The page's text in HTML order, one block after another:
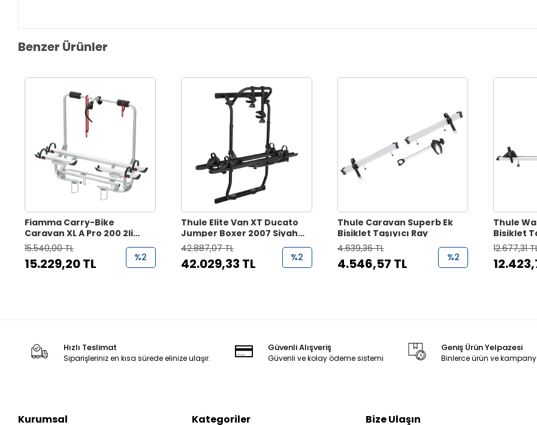
Benzer Ürünler
Fiamma Carry-Bike
Caravan XL A Pro 200 2li
Çekme Karavan Bisiklet
Taşıyıcı
15.540,00 TL
15.229,20 TL %2
Thule Elite Van XT Ducato
Jumper Boxer 2007 Siyah
Bisiklet Taşıyıcı
42.887,07 TL
42.029,33 TL %2
Thule Caravan Superb Ek
Bisiklet Taşıyıcı Ray
4.639,36 TL
4.546,57 TL %2
Thule
Bisiklet
12.677,31
Hızlı Teslimat
Siparişleriniz en kısa sürede elinize ulaşır.
Güvenli Alışveriş
Güvenli ve kolay ödeme sistemi
Geniş Ürün Yelpazesi
Binlerce ürün ve
Kurumsal Kategoriler Bize Ulaşın